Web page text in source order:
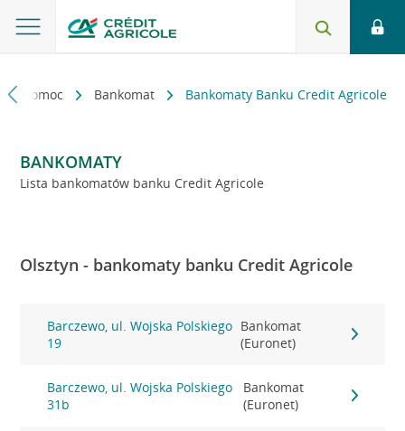
i pomoc Bankomat Bankomaty Banku Credit Agricole
BANKOMATY
Lista bankomatów banku Credit Agricole
Olsztyn - bankomaty banku Credit Agricole
Barczewo, ul. Wojska Polskiego
19
Bankomat
(Euronet)
Barczewo, ul. Wojska Polskiego
31b
Bankomat
(Euronet)